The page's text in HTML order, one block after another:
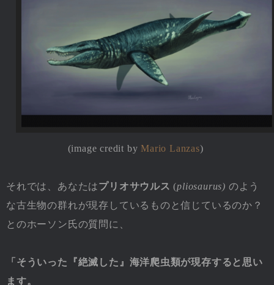
(image credit by Mario Lanzas)
それでは、あなたはプリオサウルス (pliosaurus) のよう
な古生物の群れが現存しているものと信じているのか？
とのホーソン氏の質問に、
「そういった『絶滅した』海洋爬虫類が現存すると思い
ます。